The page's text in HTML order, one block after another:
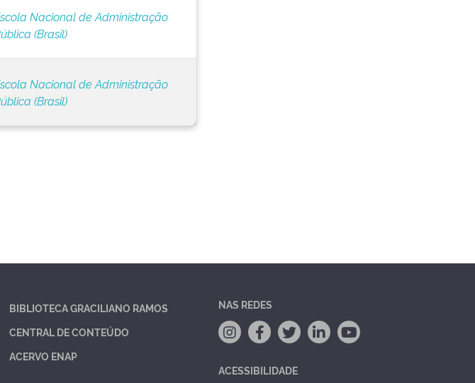
Nacional de Administração
(Brasil)
Nacional de Administração
(Brasil)
BIBLIOTECA GRACILIANO RAMOS
CENTRAL DE CONTEÚDO
ACERVO ENAP
NAS REDES
ACESSIBILIDADE